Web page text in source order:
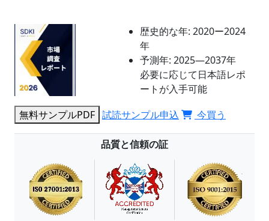
歴史的な年: 2020ー2024
年
予測年: 2025―2037年
必要に応じて日本語レポ
ートが入手可能
無料サンプルPDF 試読サンプル申込 今買う
品質と信頼の証